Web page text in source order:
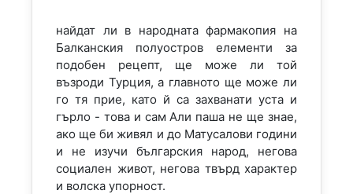
найдат ли в народната фармакопия на
Балканския полуостров елементи за
подобен рецепт, ще може ли той
възроди Турция, а главното ще може ли
го тя прие, като й са захванати уста и
гърло - това и сам Али паша не ще знае,
ако ще би живял и до Матусалови години
и не изучи българския народ, негова
социален живот, негова твърд характер
и волска упорност.